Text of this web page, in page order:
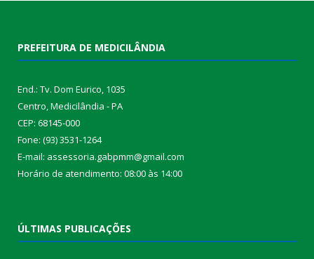
PREFEITURA DE MEDICILÂNDIA
End.: Tv. Dom Eurico, 1035
Centro, Medicilândia - PA
CEP: 68145-000
Fone: (93) 3531-1264
E-mail: assessoria.gabpmm@gmail.com
Horário de atendimento: 08:00 às 14:00
ÚLTIMAS PUBLICAÇÕES